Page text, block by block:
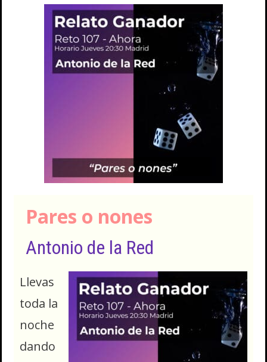
Pares o nones
Antonio de la Red
Llevas
toda la
noche
dando